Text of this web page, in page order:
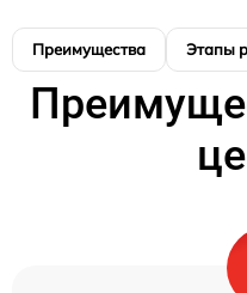
Преимущества Этапы